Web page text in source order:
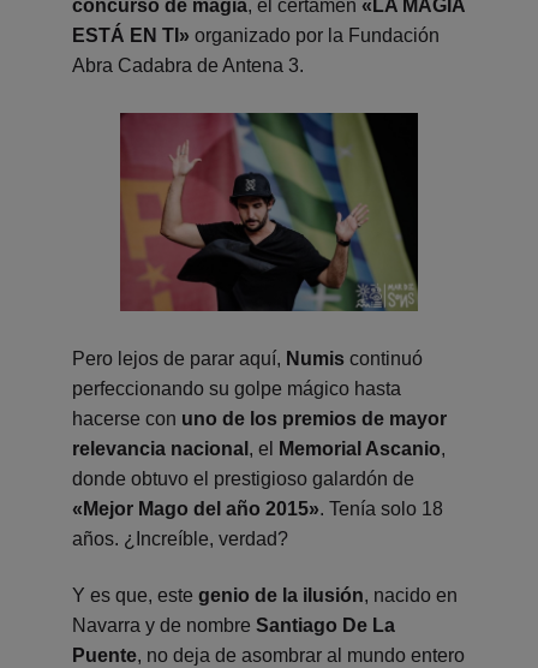
concurso de magia, el certamen «LA MAGIA
ESTÁ EN TI» organizado por la Fundación
Abra Cadabra de Antena 3.
Pero lejos de parar aquí, Numis continuó
perfeccionando su golpe mágico hasta
hacerse con uno de los premios de mayor
relevancia nacional , el Memorial Ascanio,
donde obtuvo el prestigioso galardón de
«Mejor Mago del año 2015». Tenía solo 18
años. ¿Increíble, verdad?
Y es que, este genio de la ilusión, nacido en
Navarra y de nombre Santiago De La
Puente, no deja de asombrar al mundo entero